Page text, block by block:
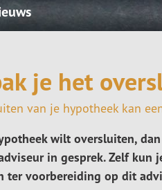
je het
van je hypotheek kan
wilt oversluiten,
in gesprek. Zelf kun
ter voorbereiding op dit